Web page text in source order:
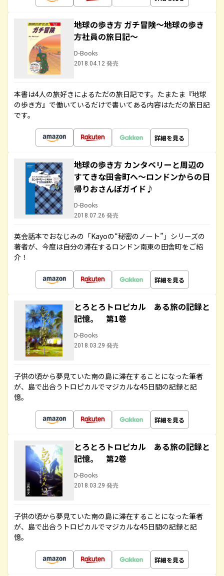
地球の歩き方 ガチ冒険～地球の歩き
方社員の旅日記～
D-Books
2018.04.12 発売
本書は4人の旅好きによるただの旅日記です。たまたま『地球
の歩き方』で働いているだけで書いてある内容はただの旅日記
です。
詳細を見る
地球の歩き方 カンタベリーと周辺の
すてきな田舎町へ～ロンドンからの日
帰りおさんぽガイド♪
D-Books
2018.07.26 発売
英会話本でおなじみの「Kayoの“秘密のノート”」シリーズの
著者が、今度は自分の滞在するロンドン南東の田舎町をご紹
介！
詳細を見る
とろとろトロピカル ある旅の記録と
記憶。 第1巻
D-Books
2018.03.29 発売
子供の頃から夢見ていた南の島に滞在することになった筆者
が、島で出合うトロピカルでマジカルな45日間の記録と記
憶。
詳細を見る
とろとろトロピカル ある旅の記録と
記憶。 第2巻
D-Books
2018.03.29 発売
子供の頃から夢見ていた南の島に滞在することになった筆者
が、島で出合うトロピカルでマジカルな45日間の記録と記
憶。
詳細を見る